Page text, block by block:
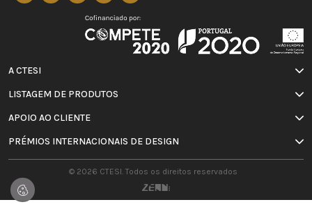
A CTESI
LISTAGEM DE PRODUTOS
APOIO AO CLIENTE
PRÉMIOS INTERNACIONAIS DE DESIGN
© 2026 CTESI. Todos os direitos reservados